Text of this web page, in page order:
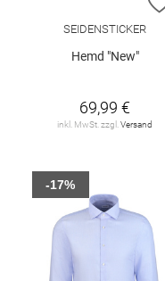
SEIDENSTICKER
Hemd "New"
69,99 €
inkl. MwSt. zzgl.Versand
-17%